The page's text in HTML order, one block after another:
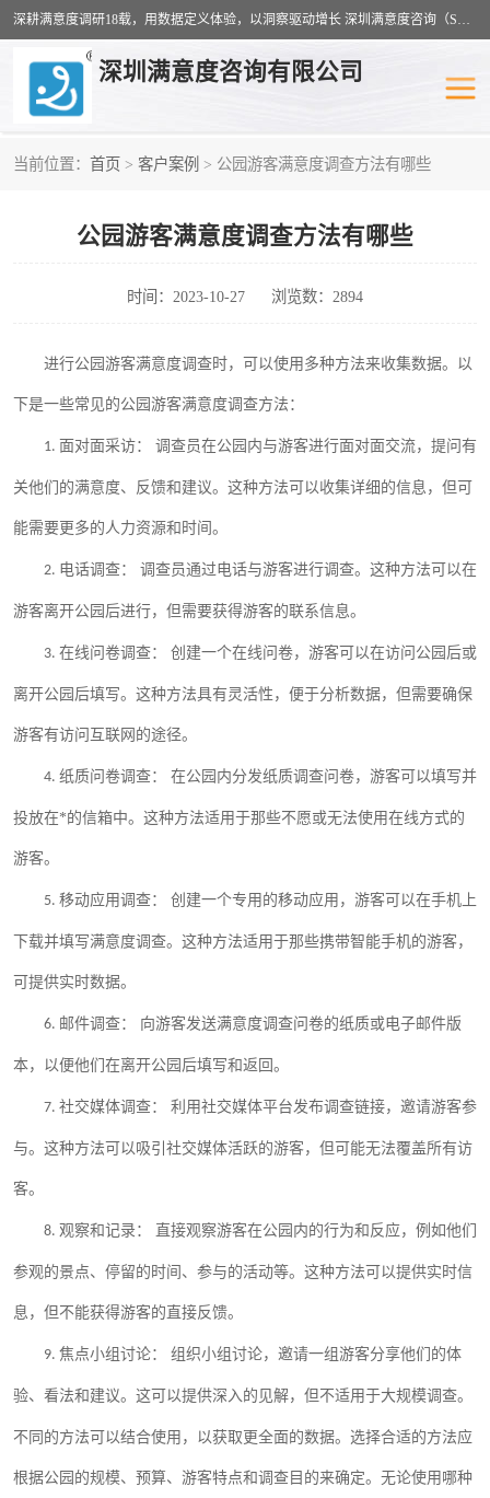
深耕满意度调研18载，用数据定义体验，以洞察驱动增长 深圳满意度咨询（SSC）：十八年专注，丈量每一份体验。
深圳满意度咨询有限公司
当前位置： 首页 > 客户案例 > 公园游客满意度调查方法有哪些
公园游客满意度调查方法有哪些
时间：2023-10-27 浏览数：2894
进行公园游客满意度调查时，可以使用多种方法来收集数据。以
下是一些常见的公园游客满意度调查方法：
1. 面对面采访： 调查员在公园内与游客进行面对面交流，提问有
关他们的满意度、反馈和建议。这种方法可以收集详细的信息，但可
能需要更多的人力资源和时间。
2. 电话调查： 调查员通过电话与游客进行调查。这种方法可以在
游客离开公园后进行，但需要获得游客的联系信息。
3. 在线问卷调查： 创建一个在线问卷，游客可以在访问公园后或
离开公园后填写。这种方法具有灵活性，便于分析数据，但需要确保
游客有访问互联网的途径。
4. 纸质问卷调查： 在公园内分发纸质调查问卷，游客可以填写并
投放在*的信箱中。这种方法适用于那些不愿或无法使用在线方式的
游客。
5. 移动应用调查： 创建一个专用的移动应用，游客可以在手机上
下载并填写满意度调查。这种方法适用于那些携带智能手机的游客，
可提供实时数据。
6. 邮件调查： 向游客发送满意度调查问卷的纸质或电子邮件版
本，以便他们在离开公园后填写和返回。
7. 社交媒体调查： 利用社交媒体平台发布调查链接，邀请游客参
与。这种方法可以吸引社交媒体活跃的游客，但可能无法覆盖所有访
客。
8. 观察和记录： 直接观察游客在公园内的行为和反应，例如他们
参观的景点、停留的时间、参与的活动等。这种方法可以提供实时信
息，但不能获得游客的直接反馈。
9. 焦点小组讨论： 组织小组讨论，邀请一组游客分享他们的体
验、看法和建议。这可以提供深入的见解，但不适用于大规模调查。
不同的方法可以结合使用，以获取更全面的数据。选择合适的方法应
根据公园的规模、预算、游客特点和调查目的来确定。无论使用哪种
客户满意度调查 医疗服务业满意度
公共事务满意度调查 餐饮业满意度调查
营商环境满意度 员工满意度
服务满意度调查 汽车行业满意度